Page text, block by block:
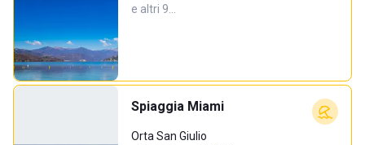
e altri 9…
Spiaggia Miami
Orta San Giulio